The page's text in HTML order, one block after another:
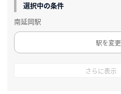
選択中の条件
南延岡駅
駅を変更
さらに表示